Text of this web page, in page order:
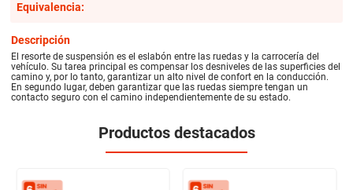
Equivalencia:
Descripción
El resorte de suspensión es el eslabón entre las ruedas y la carrocería del
vehículo. Su tarea principal es compensar los desniveles de las superficies del
camino y, por lo tanto, garantizar un alto nivel de confort en la conducción.
En segundo lugar, deben garantizar que las ruedas siempre tengan un
contacto seguro con el camino independientemente de su estado.
Productos destacados